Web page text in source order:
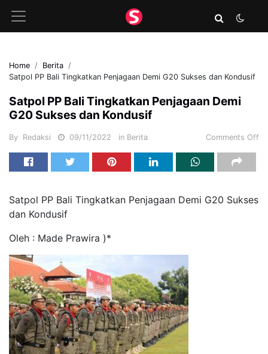
Home
Berita
Satpol PP Bali Tingkatkan Penjagaan Demi G20 Sukses dan Kondusif
Satpol PP Bali Tingkatkan Penjagaan Demi
G20 Sukses dan Kondusif
By Redaksi 09/11/2022 in Berita Comments Off
Satpol PP Bali Tingkatkan Penjagaan Demi G20 Sukses
dan Kondusif
Oleh : Made Prawira )*